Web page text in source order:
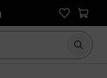
Suche